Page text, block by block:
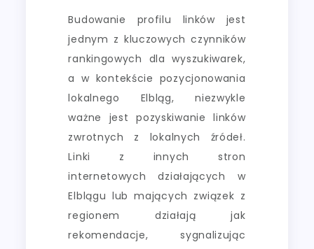
Budowanie profilu linków jest
jednym z kluczowych czynników
rankingowych dla wyszukiwarek,
a w kontekście pozycjonowania
lokalnego Elbląg, niezwykle
ważne jest pozyskiwanie linków
zwrotnych z lokalnych źródeł.
Linki z innych stron
internetowych działających w
Elblągu lub mających związek z
regionem działają jak
rekomendacje, sygnalizując